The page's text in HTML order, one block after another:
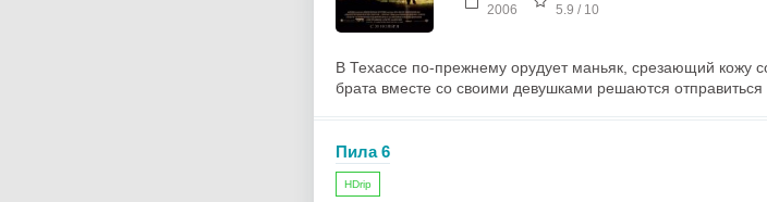
2006
5.9 / 10
В Техассе по-прежнему орудует маньяк, срезающий кожу
брата вместе со своими девушками решаются
Пила 6
HDrip